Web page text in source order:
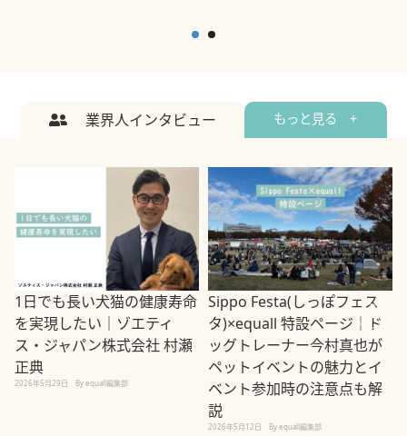
業界人インタビュー もっと見る +
1日でも長い犬猫の健康寿命
を実現したい｜ゾエティ
ス・ジャパン株式会社 村瀬
正典
2026年5月29日 By equall編集部
Sippo Festa(しっぽフェス
タ)×equall 特設ページ｜ド
ッグトレーナー今村真也が
ペットイベントの魅力とイ
ベント参加時の注意点も解
説
2026年5月12日 By equall編集部